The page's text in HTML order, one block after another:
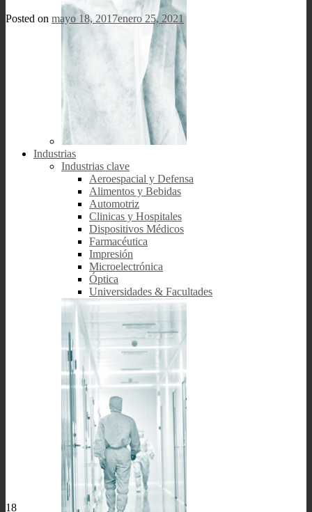
Industrias
Industrias clave
Aeroespacial y Defensa
Alimentos y Bebidas
Automotriz
Clinicas y Hospitales
Dispositivos Médicos
Farmacéutica
Impresión
Microelectrónica
Óptica
Universidades & Facultades
Posted on mayo 18, 2017enero 25, 2021
18